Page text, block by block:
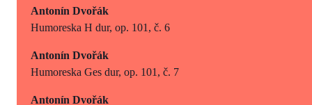
Antonín Dvořák
Humoreska H dur, op. 101, č. 6
Antonín Dvořák
Humoreska Ges dur, op. 101, č. 7
Antonín Dvořák